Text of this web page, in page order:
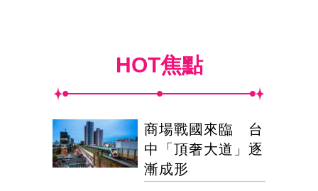
HOT焦點
商場戰國來臨 台
中「頂奢大道」逐
漸成形